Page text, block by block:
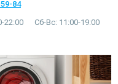
84
22:00 Сб-Вс: 11:00-19:00